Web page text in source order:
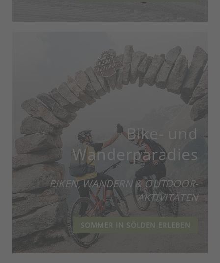
Bike- und
Wanderparadies
BIKEN, WANDERN & OUTDOOR-
AKTIVITÄTEN
SOMMER IN SÖLDEN ERLEBEN